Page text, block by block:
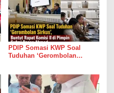
PDIP Somasi KWP Soal
Tuduhan ‘Gerombolan
Ahmad